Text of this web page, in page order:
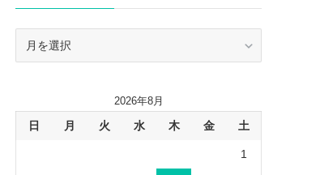
2026年8月
日 月 火 水 木 金 土
1